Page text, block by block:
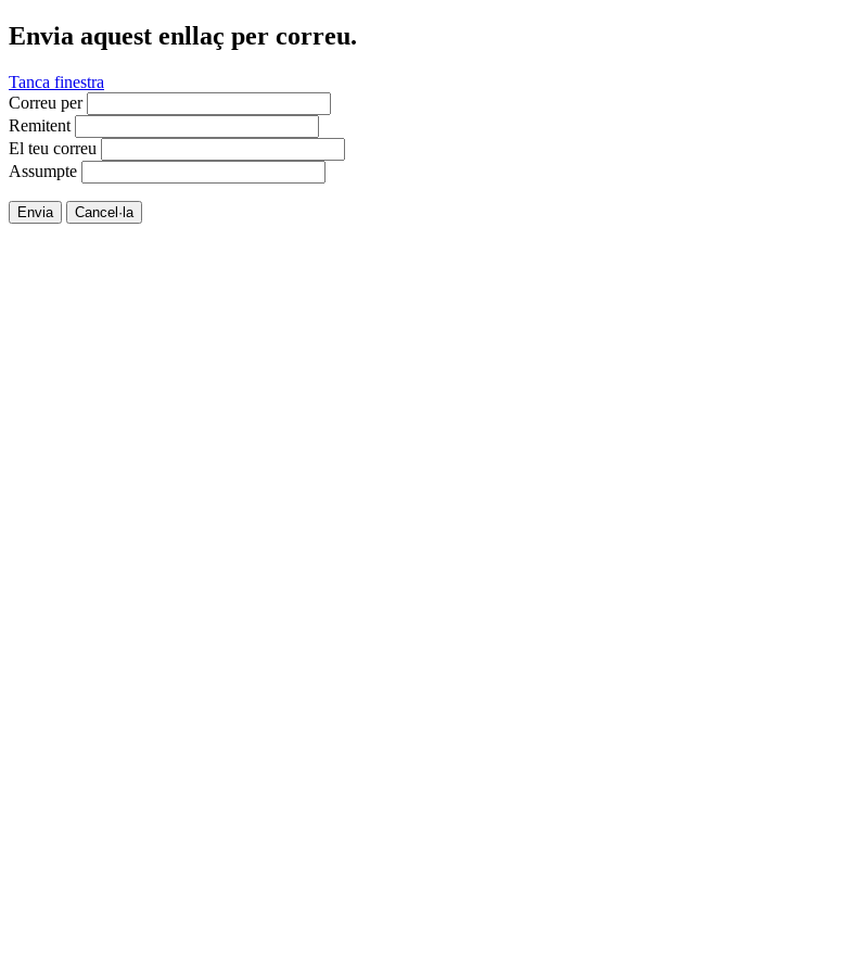
Envia aquest enllaç per correu.
Tanca finestra
Correu per
Remitent
El teu correu
Assumpte
Envia Cancel·la